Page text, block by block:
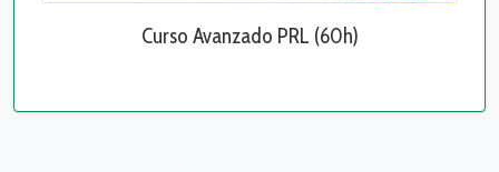
Curso Avanzado PRL (60h)